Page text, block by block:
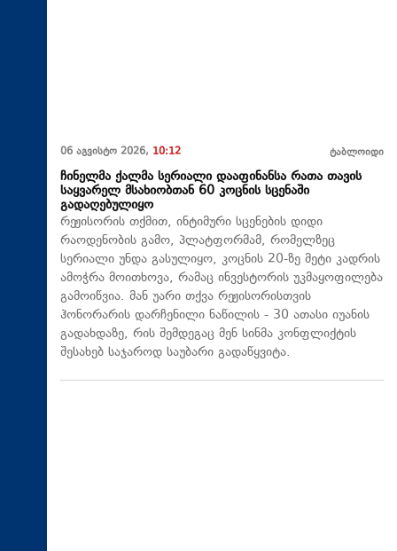
06 აგვისტო 2026, 10:12 ტაბლოიდი
ჩინელმა ქალმა სერიალი დააფინანსა რათა თავის
საყვარელ მსახიობთან 60 კოცნის სცენაში
გადაღებულიყო
რეჟისორის თქმით, ინტიმური სცენების დიდი
რაოდენობის გამო, პლატფორმამ, რომელზეც
სერიალი უნდა გასულიყო, კოცნის 20-ზე მეტი კადრის
ამოჭრა მოითხოვა, რამაც ინვესტორის უკმაყოფილება
გამოიწვია. მან უარი თქვა რეჟისორისთვის
ჰონორარის დარჩენილი ნაწილის - 30 ათასი იუანის
გადახდაზე, რის შემდეგაც მენ სინმა კონფლიქტის
შესახებ საჯაროდ საუბარი გადაწყვიტა.